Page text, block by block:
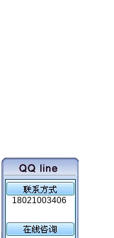
18021003406